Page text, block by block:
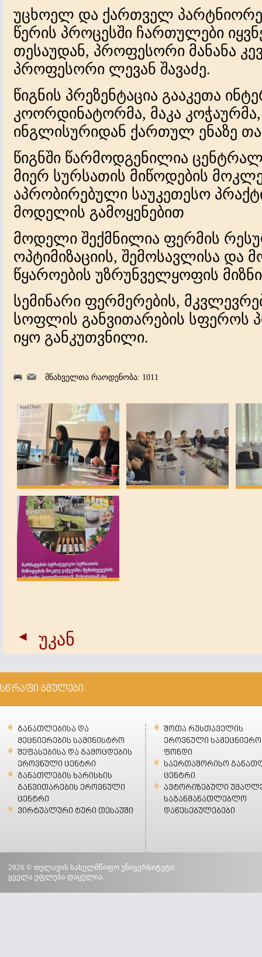
უცხოელ და ქართველ
წერის პროცესში ჩართულები
თესაუდან, პროფესორი მანანა
პროფესორი ლევან შავაძე.
წიგნის პრეზენტაცია გააკეთა
კოორდინატორმა, მაკა
ინგლისურიდან ქართულ ენაზე
წიგნში წარმოდგენილია
მიერ სურსათის მიწოდების მოკლე
აპრობირებული საუკეთესო
მოდელის გამოყენებით
მოდელი შექმნილია ფერმის
ოპტიმიზაციის, შემოსავლისა და
წყაროების უზრუნველყოფის
სემინარი ფერმერების,
სოფლის განვითარების სფეროს
იყო განკუთვნილი.
მნახველთა რაოდენობა: 1011
უკან
სწრაფი ბმულები
განათლებისა და
მეცნიერების სამინისტრო
შეფასებისა და გამოცდების
ეროვნული ცენტრი
განათლების ხარისხის
განვითარების ეროვნული
ცენტრი
ვირტუალური ტური თესაუში
შოთა რუსთაველის
ეროვნული სამეცნიერო
ფონდი
საერთაშორისო
ცენტრი
ავტორიზებული
საგანმანათლებლო
დაწესებულებები
2026 © თელავის სახელმწიფო უნივერსიტეტი.
ყველა უფლება დაცულია.